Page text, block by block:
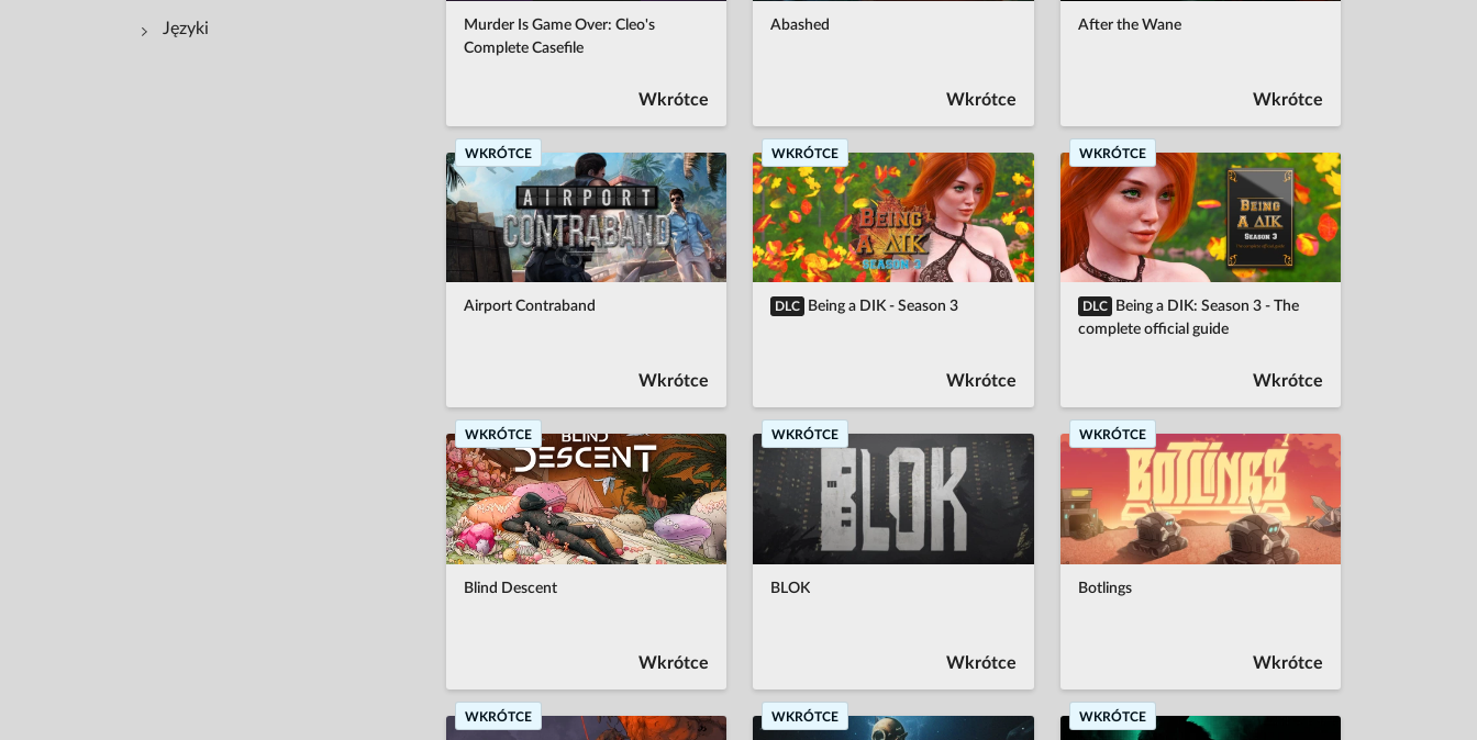
Niezależne
Linux
Tryb wieloosobowy
Języki
Murder Is Game Over: Cleo's
Complete Casefile
Wkrótce
Abashed
Wkrótce
After the Wane
Wkrótce
WKRÓTCE
Airport Contraband
Wkrótce
WKRÓTCE
DLC Being a DIK - Season 3
Wkrótce
WKRÓTCE
DLC
Being a DIK: Season 3 - The
complete official guide
Wkrótce
WKRÓTCE
Blind Descent
Wkrótce
WKRÓTCE
BLOK
Wkrótce
WKRÓTCE
Botlings
Wkrótce
WKRÓTCE WKRÓTCE WKRÓTCE